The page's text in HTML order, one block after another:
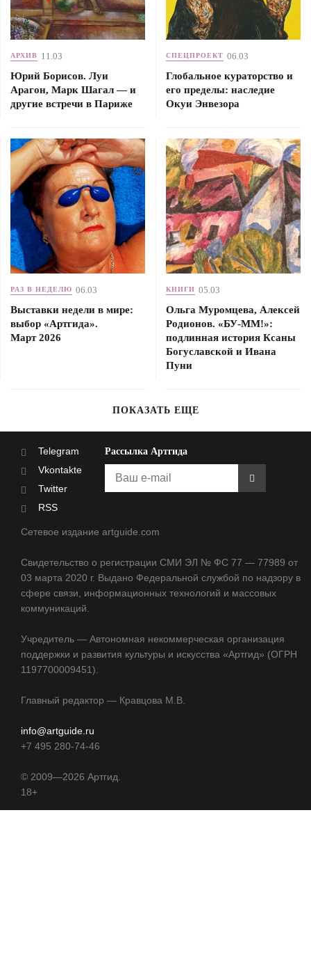
АРХИВ 11.03
Юрий Борисов. Луи
Арагон, Марк Шагал — и
другие встречи в Париже
СПЕЦПРОЕКТ 06.03
Глобальное кураторство и
его пределы: наследие
Окуи Энвезора
РАЗ В НЕДЕЛЮ 06.03
Выставки недели в мире:
выбор «Артгида».
Март 2026
КНИГИ 05.03
Ольга Муромцева, Алексей
Родионов. «БУ-ММ!»:
подлинная история Ксаны
Богуславской и Ивана
Пуни
ПОКАЗАТЬ ЕЩЕ
Telegram
Vkontakte
Twitter
RSS
Рассылка Артгида
Сетевое издание artguide.com
Свидетельство о регистрации СМИ ЭЛ № ФС 77 — 77989 от
03 марта 2020 г. Выдано Федеральной службой по надзору в
сфере связи, информационных технологий и массовых
коммуникаций.
Учредитель — Автономная некоммерческая организация
поддержки и развития культуры и искусства «Артгид» (ОГРН
1197700009451).
Главный редактор — Кравцова М.В.
info@artguide.ru
+7 495 280-74-46
© 2009—2026 Артгид.
18+